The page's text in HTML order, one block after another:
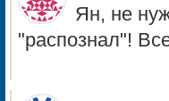
Ян, не
"распознал"!